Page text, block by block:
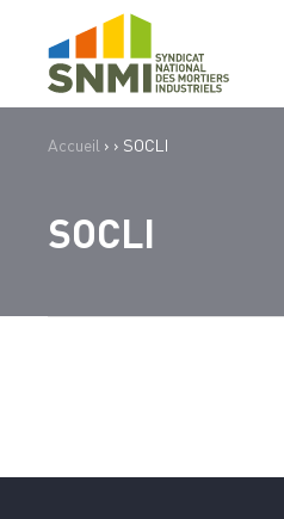
Accueil › › SOCLI
SOCLI
Cookies management panel